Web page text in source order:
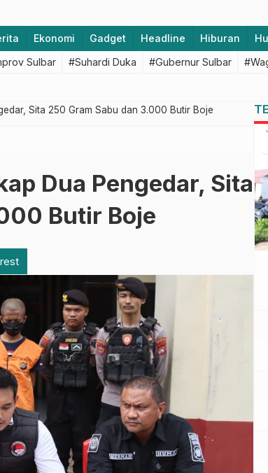
Ekonomi Gadget Headline Hiburan
Sulbar #Suhardi Duka #Gubernur Sulbar
Sita 250 Gram Sabu dan 3.000 Butir Boje
Dua Pengedar, Sita
Butir Boje